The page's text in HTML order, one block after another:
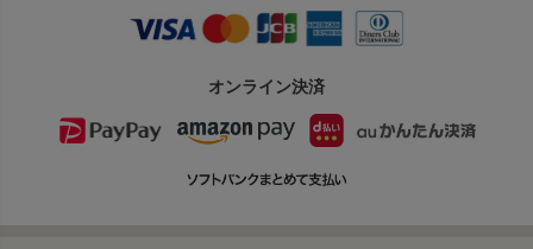
オンライン決済